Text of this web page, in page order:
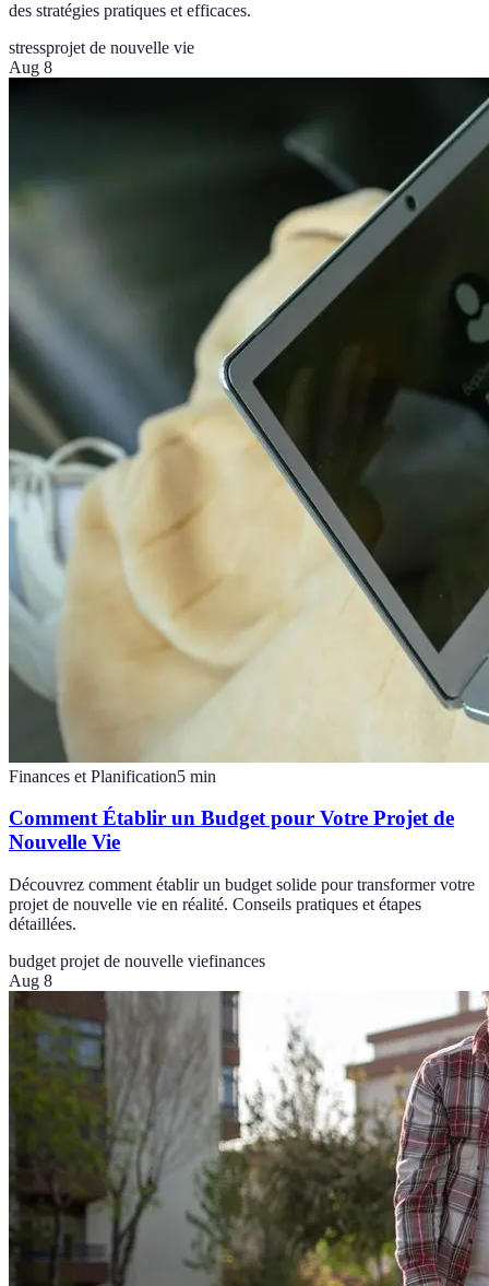
des stratégies pratiques et efficaces.
stressprojet de nouvelle vie
Aug 8
Finances et Planification5 min
Comment Établir un Budget pour Votre Projet de
Nouvelle Vie
Découvrez comment établir un budget solide pour transformer votre
projet de nouvelle vie en réalité. Conseils pratiques et étapes
détaillées.
budget projet de nouvelle viefinances
Aug 8